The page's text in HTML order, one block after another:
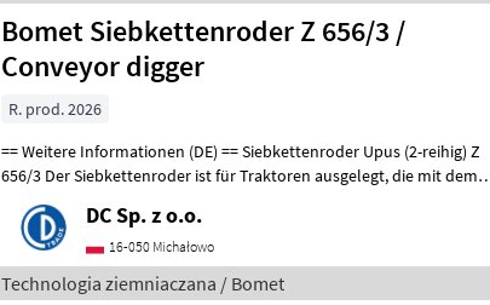
Bomet Siebkettenroder Z 656/3 /
Conveyor digger
R. prod. 2026
== Weitere Informationen (DE) == Siebkettenroder Upus (2-reihig) Z
656/3 Der Siebkettenroder ist für Traktoren ausgelegt, die mit dem
DC Sp. z o.o.
16-050 Michałowo
Technologia ziemniaczana / Bomet